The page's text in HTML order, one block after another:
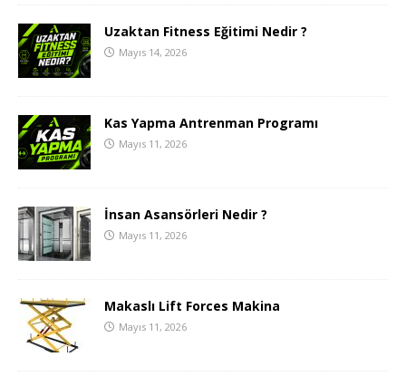
Uzaktan Fitness Eğitimi Nedir ?
Mayıs 14, 2026
Kas Yapma Antrenman Programı
Mayıs 11, 2026
İnsan Asansörleri Nedir ?
Mayıs 11, 2026
Makaslı Lift Forces Makina
Mayıs 11, 2026